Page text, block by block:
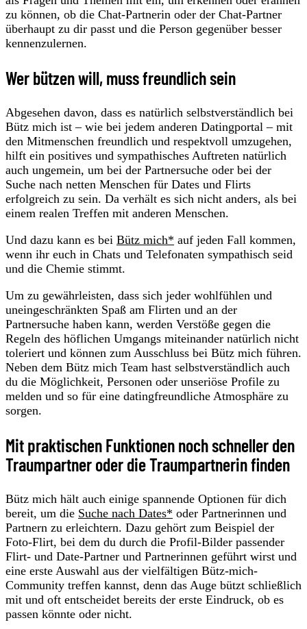
zu können, ob die Chat-Partnerin oder der Chat-Partner
überhaupt zu dir passt und die Person gegenüber besser
kennenzulernen.
Wer bützen will, muss freundlich sein
Abgesehen davon, dass es natürlich selbstverständlich bei
Bütz mich ist – wie bei jedem anderen Datingportal – mit
den Mitmenschen freundlich und respektvoll umzugehen,
hilft ein positives und sympathisches Auftreten natürlich
auch ungemein, um bei der Partnersuche oder bei der
Suche nach netten Menschen für Dates und Flirts
erfolgreich zu sein. Da verhält es sich nicht anders, als bei
einem realen Treffen mit anderen Menschen.
Und dazu kann es bei Bütz mich* auf jeden Fall kommen,
wenn ihr euch in Chats und Telefonaten sympathisch seid
und die Chemie stimmt.
Um zu gewährleisten, dass sich jeder wohlfühlen und
uneingeschränkten Spaß am Flirten und an der
Partnersuche haben kann, werden Verstöße gegen die
Regeln des höflichen Umgangs miteinander natürlich nicht
toleriert und können zum Ausschluss bei Bütz mich führen.
Neben dem Bütz mich Team hast selbstverständlich auch
du die Möglichkeit, Personen oder unseriöse Profile zu
melden und so für eine datingfreundliche Atmosphäre zu
sorgen.
Mit praktischen Funktionen noch schneller den
Traumpartner oder die Traumpartnerin finden
Bütz mich hält auch einige spannende Optionen für dich
bereit, um die Suche nach Dates* oder Partnerinnen und
Partnern zu erleichtern. Dazu gehört zum Beispiel der
Foto-Flirt, bei dem du durch die Profil-Bilder passender
Flirt- und Date-Partner und Partnerinnen geführt wirst und
eine erste Auswahl aus der vielfältigen Bütz-mich-
Community treffen kannst, denn das Auge bützt schließlich
mit und oft entscheidet bereits der erste Eindruck, ob es
passen könnte oder nicht.